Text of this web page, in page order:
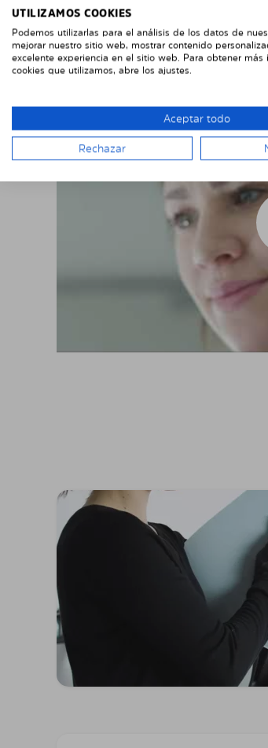
UTILIZAMOS COOKIES
Podemos utilizarlas para el análisis de los datos de
mejorar nuestro sitio web, mostrar contenido
excelente experiencia en el sitio web. Para obtener más
cookies que utilizamos, abre los ajustes.
Aceptar todo
Rechazar